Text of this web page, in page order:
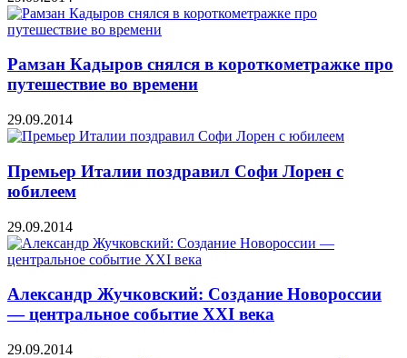
Рамзан Кадыров снялся в короткометражке про
путешествие во времени
29.09.2014
Премьер Италии поздравил Софи Лорен с
юбилеем
29.09.2014
Александр Жучковский: Создание Новороссии
— центральное событие XXI века
29.09.2014